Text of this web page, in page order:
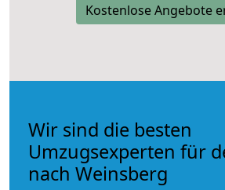
Kostenlose Angebote
Wir sind die besten
Umzugsexperten für
nach Weinsberg